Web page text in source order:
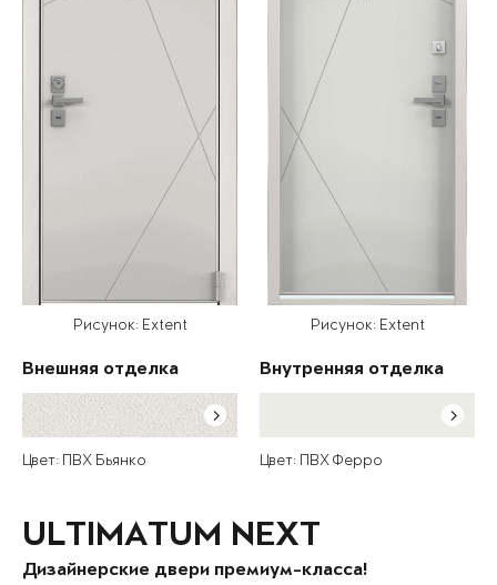
Рисунок: Extent
Внешняя отделка
Цвет: ПВХ Бьянко
Рисунок: Extent
Внутренняя отделка
Цвет: ПВХ Ферро
ULTIMATUM NEXT
Дизайнерские двери премиум-класса!